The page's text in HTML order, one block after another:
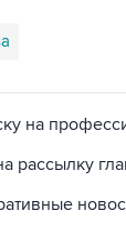
на
рассылку